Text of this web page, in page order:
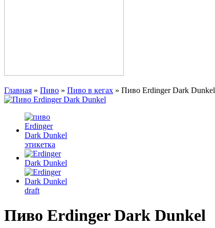
Главная » Пиво » Пиво в кегах » Пиво Erdinger Dark Dunkel
Пиво Erdinger Dark Dunkel